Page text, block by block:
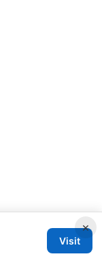
×
Visit